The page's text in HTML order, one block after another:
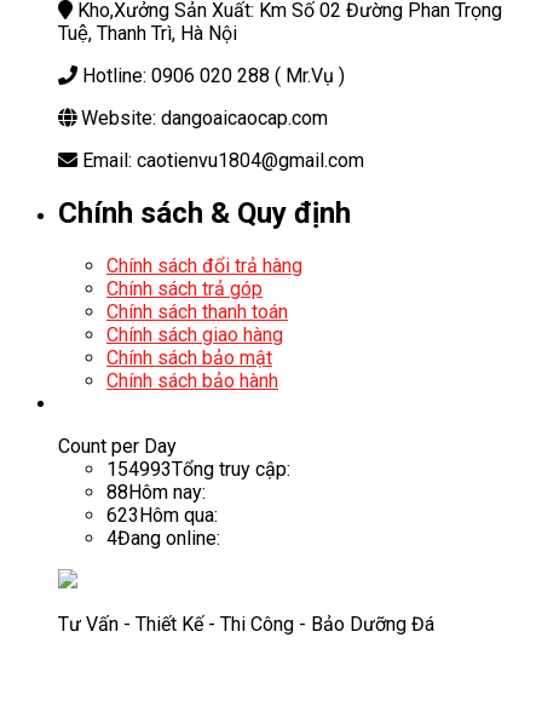
Kho,Xưởng Sản Xuất: Km Số 02 Đường Phan Trọng
Tuệ, Thanh Trì, Hà Nội
Hotline: 0906 020 288 ( Mr.Vụ )
Website: dangoaicaocap.com
Email: caotienvu1804@gmail.com
Chính sách & Quy định
Chính sách đổi trả hàng
Chính sách trả góp
Chính sách thanh toán
Chính sách giao hàng
Chính sách bảo mật
Chính sách bảo hành
Count per Day
154993Tổng truy cập:
88Hôm nay:
623Hôm qua:
4Đang online:
Tư Vấn - Thiết Kế - Thi Công - Bảo Dưỡng Đá